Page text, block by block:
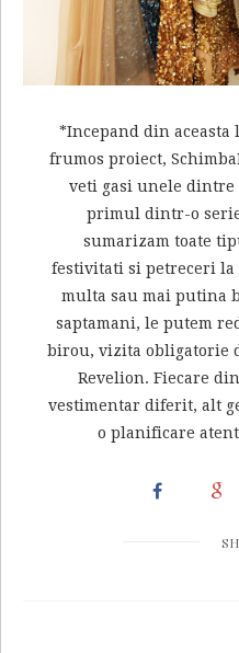
*Incepand din
frumos proiect,
veti gasi unele dintre
primul dintr-o serie
sumarizam toate
festivitati si petreceri la
multa sau mai putina
saptamani, le putem
birou, vizita obligatorie
Revelion. Fiecare
vestimentar diferit, alt
o planificare